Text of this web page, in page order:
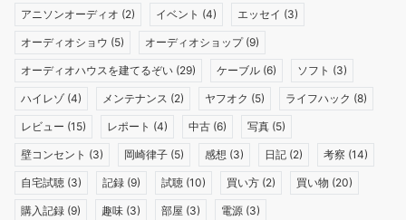
アニソンオーディオ (2) イベント (4) エッセイ (3)
オーディオショウ (5) オーディオショップ(9)
オーディオハウスを建てるぞい (29) ケーブル (6) ソフト (3)
ハイレゾ (4) メンテナンス (2) ヤフオク (5) ライフハック (8)
レビュー (15) レポート (4) 中古 (6) 写真 (5)
壁コンセント (3) 岡崎律子 (5) 感想 (3) 日記 (2) 考察 (14)
自宅試聴 (3) 記録 (9) 試聴 (10) 買い方 (2) 買い物 (20)
購入記録 (9) 趣味 (3) 部屋 (3) 電源 (3)